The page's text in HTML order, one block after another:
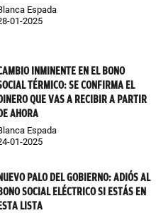
Espada
01-2025
INMINENTE EN EL BONO
TÉRMICO: SE CONFIRMA EL
QUE VAS A RECIBIR A PARTIR
AHORA
Espada
01-2025
PALO DEL GOBIERNO: ADIÓS AL
SOCIAL ELÉCTRICO SI ESTÁS EN
LISTA